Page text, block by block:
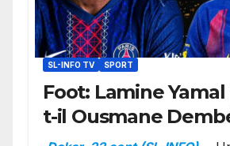
SL-INFO TV SPORT
Foot: Lamine
t-il Ousmane
Ballon d’or ?